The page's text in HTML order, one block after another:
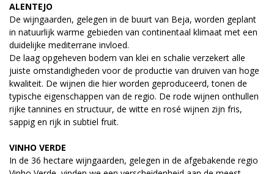
ALENTEJO
De wijngaarden, gelegen in de buurt van Beja, worden geplant
in natuurlijk warme gebieden van continentaal klimaat met een
duidelijke mediterrane invloed.
De laag opgeheven bodem van klei en schalie verzekert alle
juiste omstandigheden voor de productie van druiven van hoge
kwaliteit. De wijnen die hier worden geproduceerd, tonen de
typische eigenschappen van de regio. De rode wijnen onthullen
rijke tannines en structuur, de witte en rosé wijnen zijn fris,
sappig en rijk in subtiel fruit.
VINHO VERDE
In de 36 hectare wijngaarden, gelegen in de afgebakende regio